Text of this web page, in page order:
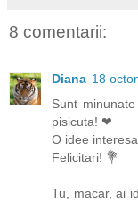
8 comentarii:
Diana 18
Sunt
pisicuta! ❤
O idee
Felicitari! 💐
Tu, macar, ai